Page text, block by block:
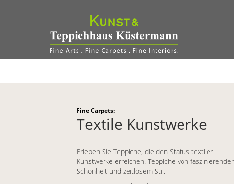
Fine Carpets:
Textile Kunstwerke
Erleben Sie Teppiche, die den Status textiler
Kunstwerke erreichen. Teppiche von faszinierender
Schönheit und zeitlosem Stil.